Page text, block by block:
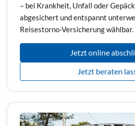
– bei Krankheit, Unfall oder
abgesichert und entspannt
Reisestorno-Versicherung wählbar.
Jetzt online
Jetzt beraten